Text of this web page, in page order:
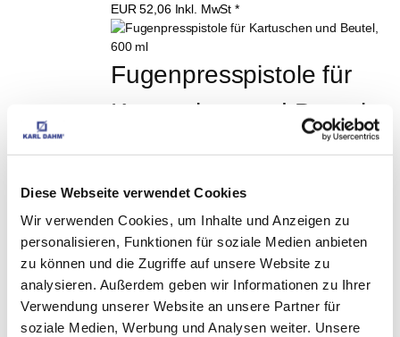
Diese Webseite verwendet Cookies
Wir verwenden Cookies, um Inhalte und Anzeigen zu
personalisieren, Funktionen für soziale Medien anbieten
zu können und die Zugriffe auf unsere Website zu
analysieren. Außerdem geben wir Informationen zu Ihrer
Verwendung unserer Website an unsere Partner für
soziale Medien, Werbung und Analysen weiter. Unsere
EUR52,06 Inkl. MwSt *
Fugenpresspistole für
Kartuschen und Beutel,
600 ml, Art.-Nr. 16123
EUR59,32Inkl. MwSt *
Spezialdüse Art.-Nr.
10586
EUR0,19Exkl. MwSt *
EUR0,23Inkl. MwSt *